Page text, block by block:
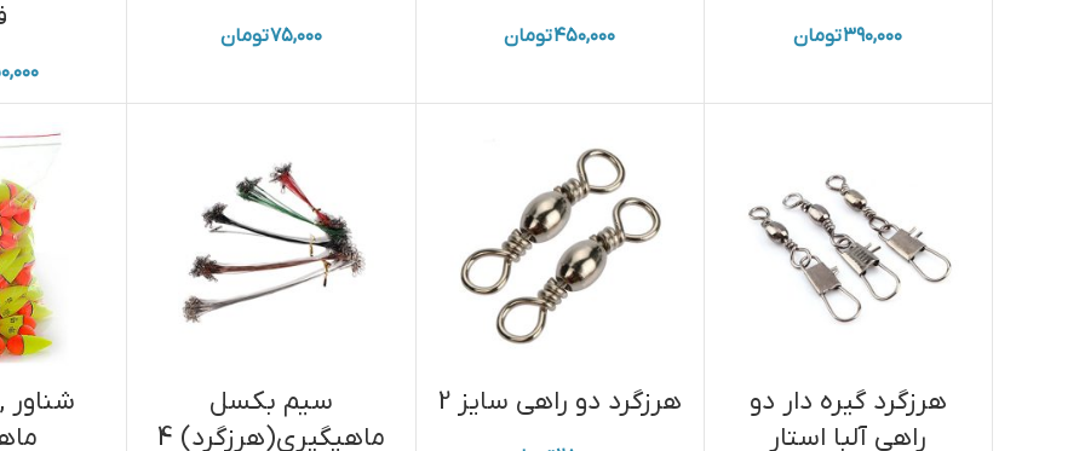
۳۹۰,۰۰۰تومان ۴۵۰,۰۰۰تومان ۷۵,۰۰۰تومان
هرزگرد گیره دار دو
راهی آلبا استار
هرزگرد دو راهی سایز 2
سیم بکسل
ماهیگیری(هرزگرد) 4